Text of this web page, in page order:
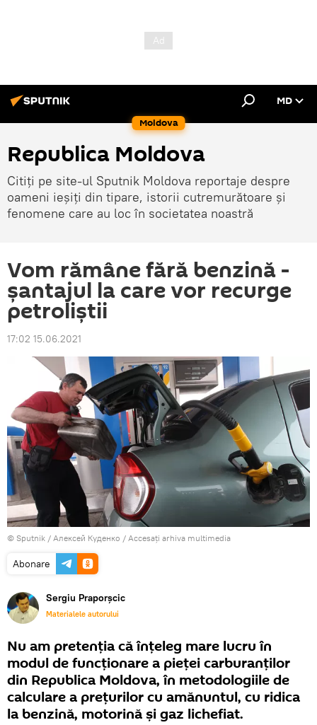
Moldova
MD
Republica Moldova
Citiți pe site-ul Sputnik Moldova reportaje despre
oameni ieșiți din tipare, istorii cutremurătoare și
fenomene care au loc în societatea noastră
Vom rămâne fără benzină -
șantajul la care vor recurge
petroliștii
17:02 15.06.2021
© Sputnik / Алексей Куденко / Accesați arhiva multimedia
Abonare
Sergiu Praporșcic
Materialele autorului
Nu am pretenția că înțeleg mare lucru în
modul de funcționare a pieței carburanților
din Republica Moldova, în metodologiile de
calculare a prețurilor cu amănuntul, cu ridica
la benzină, motorină și gaz lichefiat.